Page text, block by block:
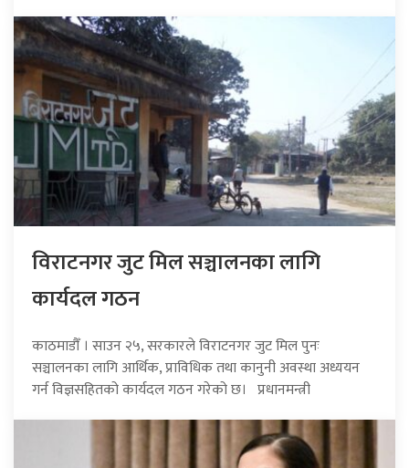
विराटनगर जुट मिल सञ्चालनका लागि
कार्यदल गठन
काठमाडौँ । साउन २५, सरकारले विराटनगर जुट मिल पुनः
सञ्चालनका लागि आर्थिक, प्राविधिक तथा कानुनी अवस्था अध्ययन
गर्न विज्ञसहितको कार्यदल गठन गरेको छ। प्रधानमन्त्री